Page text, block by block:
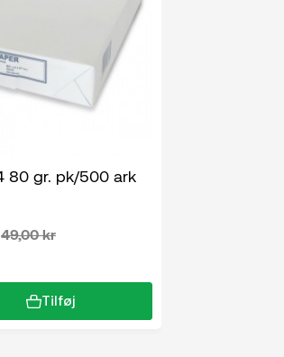
80 gr. pk/500 ark
49,00 kr
Tilføj